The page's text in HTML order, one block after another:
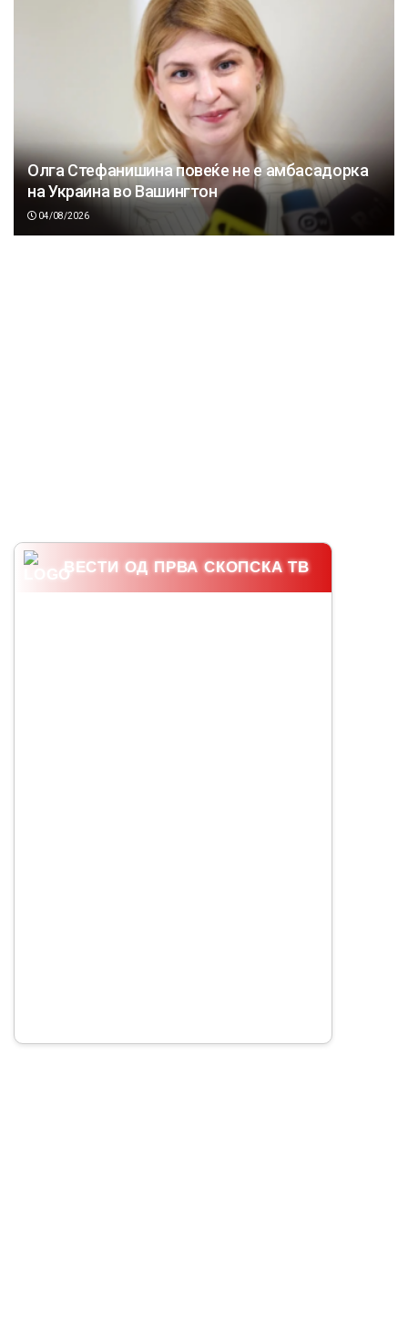
Олга Стефанишина повеќе не е амбасадорка
на Украина во Вашингтон
04/08/2026
ВЕСТИ ОД ПРВА СКОПСКА ТВ